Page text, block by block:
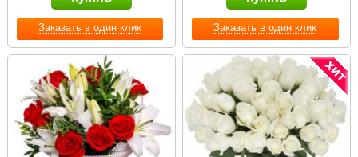
Заказать в один клик Заказать в один клик